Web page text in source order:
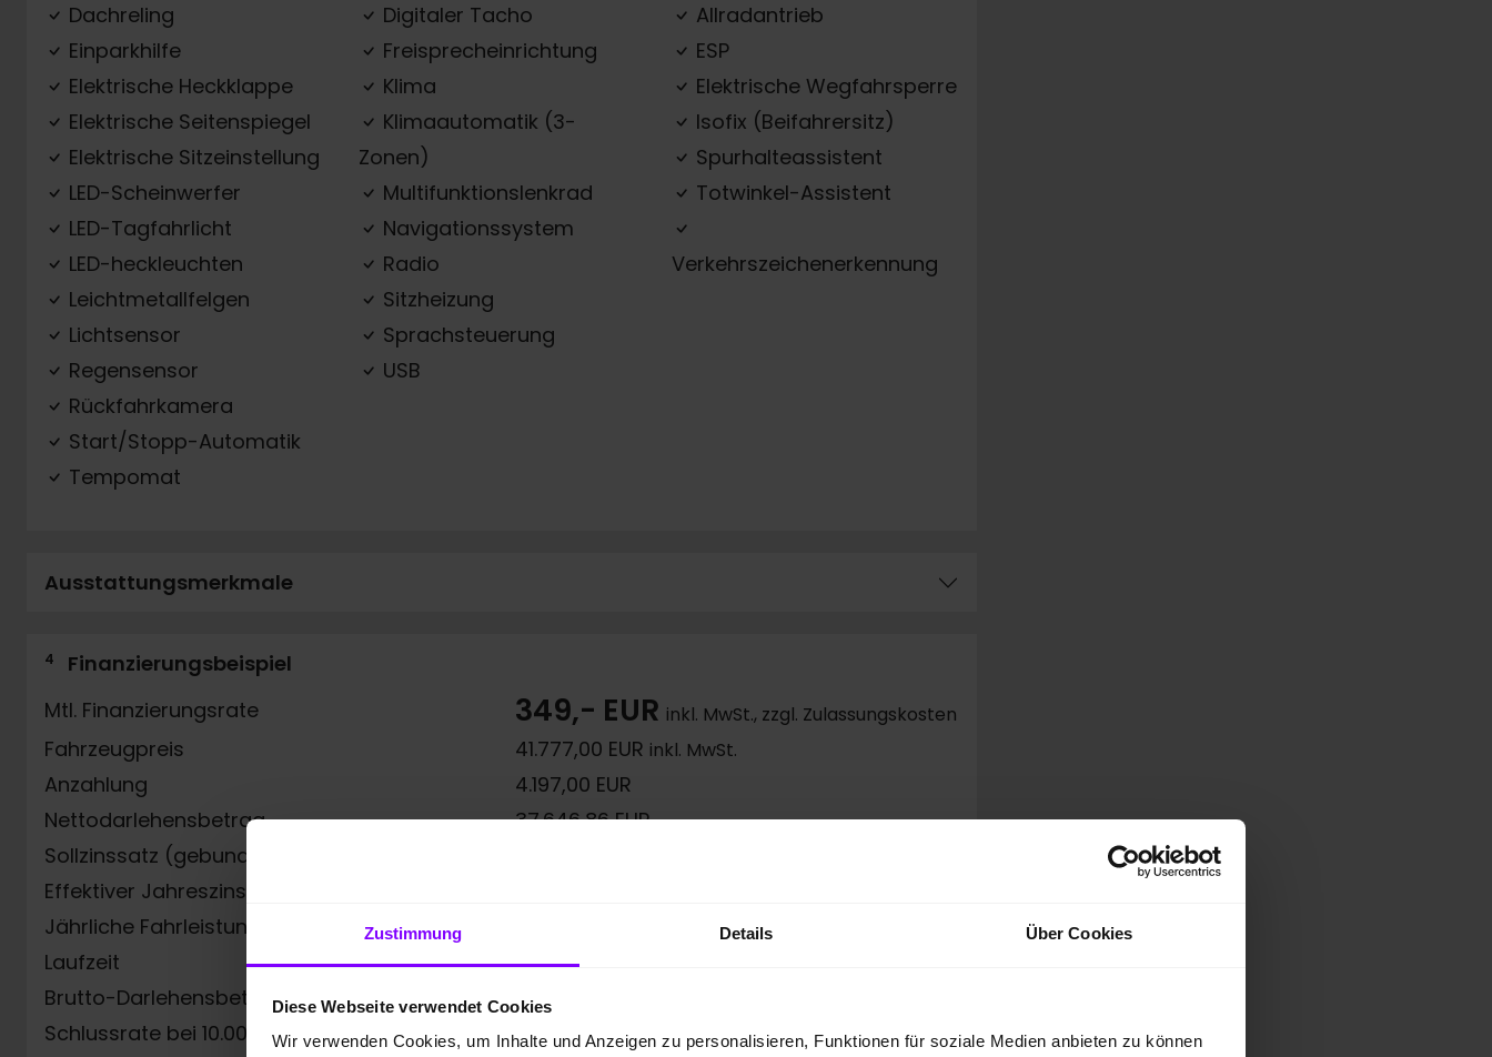
Zustimmung Details Über Cookies
Diese Webseite verwendet Cookies
Wir verwenden Cookies, um Inhalte und Anzeigen zu personalisieren, Funktionen für soziale Medien anbieten zu können
Dachreling
Einparkhilfe
Elektrische Heckklappe
Elektrische Seitenspiegel
Elektrische Sitzeinstellung
LED-Scheinwerfer
LED-Tagfahrlicht
LED-heckleuchten
Leichtmetallfelgen
Lichtsensor
Regensensor
Rückfahrkamera
Start/Stopp-Automatik
Tempomat
Digitaler Tacho
Freisprecheinrichtung
Klima
Klimaautomatik (3-
Zonen)
Multifunktionslenkrad
Navigationssystem
Radio
Sitzheizung
Sprachsteuerung
USB
Allradantrieb
ESP
Elektrische Wegfahrsperre
Isofix (Beifahrersitz)
Spurhalteassistent
Totwinkel-Assistent
Verkehrszeichenerkennung
Ausstattungsmerkmale
4
Finanzierungsbeispiel
Mtl. Finanzierungsrate
349,- EUR inkl. MwSt., zzgl. Zulassungskosten
Fahrzeugpreis 41.777,00 EUR inkl. MwSt.
Anzahlung
4.197,00 EUR
Nettodarlehensbetrag
37.646,86 EUR
Sollzinssatz (gebunden) p.a.
Effektiver Jahreszins
Jährliche Fahrleistung
Laufzeit
48 Monate
Brutto-Darlehensbetrag
45.446,56 EUR
Schlussrate bei 10.000 km/Jahr
29.043,00 EUR